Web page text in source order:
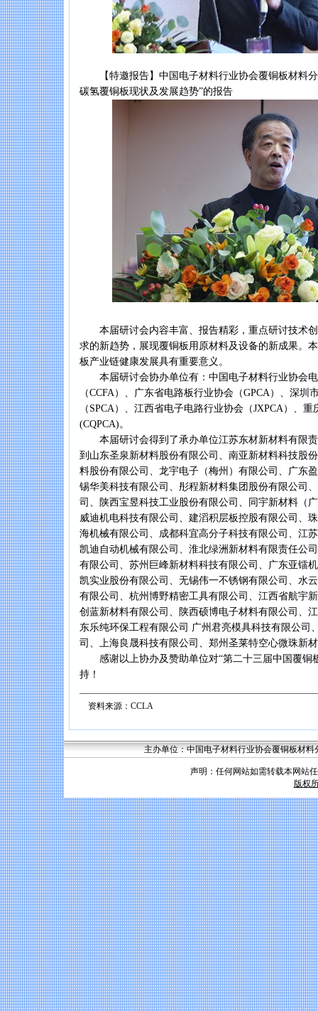
【特邀报告】中国电子材料行业协会覆铜板材料分
碳氢覆铜板现状及发展趋势”的报告
本届研讨会内容丰富、报告精彩，重点研讨技术创
求的新趋势，展现覆铜板用原材料及设备的新成果。
板产业链健康发展具有重要意义。
本届研讨会协办单位有：中国电子材料行业协会电
（CCFA）、广东省电路板行业协会（GPCA）、深圳
（SPCA）、江西省电子电路行业协会（JXPCA）、
(CQPCA)。
本届研讨会得到了承办单位江苏东材新材料有限责
到山东圣泉新材料股份有限公司、南亚新材料科技股
料股份有限公司、龙宇电子（梅州）有限公司、广东
锡华美科技有限公司、彤程新材料集团股份有限公司
司、陕西宝昱科技工业股份有限公司、同宇新材料（
威迪机电科技有限公司、建滔积层板控股有限公司、
海机械有限公司、成都科宜高分子科技有限公司、江
凯迪自动机械有限公司、淮北绿洲新材料有限责任公
有限公司、苏州巨峰新材料科技有限公司、广东亚镭
凯实业股份有限公司、无锡伟一不锈钢有限公司、水
有限公司、杭州博野精密工具有限公司、江西省航宇
创蓝新材料有限公司、陕西硕博电子材料有限公司、
东乐纯环保工程有限公司 广州君亮模具科技有限公司
司、上海良晟科技有限公司、郑州圣莱特空心微珠新
感谢以上协办及赞助单位对“第二十三届中国覆铜
持！
资料来源：CCLA
主办单位：中国电子材料行业协会覆铜板材
声明：任何网站如需转载本网站
版权